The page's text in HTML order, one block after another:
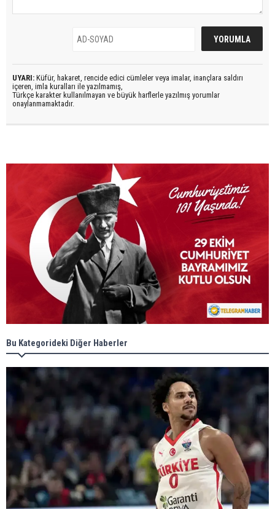
UYARI: Küfür, hakaret, rencide edici cümleler veya imalar, inançlara saldırı
içeren, imla kuralları ile yazılmamış,
Türkçe karakter kullanılmayan ve büyük harflerle yazılmış yorumlar
onaylanmamaktadır.
Bu Kategorideki Diğer Haberler